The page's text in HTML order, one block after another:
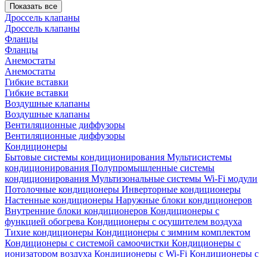
Показать все
Дроссель клапаны
Дроссель клапаны
Фланцы
Фланцы
Анемостаты
Анемостаты
Гибкие вставки
Гибкие вставки
Воздушные клапаны
Воздушные клапаны
Вентиляционные диффузоры
Вентиляционные диффузоры
Кондиционеры
Бытовые системы кондиционирования Мультисистемы
кондиционирования Полупромышленные системы
кондиционирования Мультизональные системы Wi-Fi модули
Потолочные кондиционеры Инверторные кондиционеры
Настенные кондиционеры Наружные блоки кондиционеров
Внутренние блоки кондиционеров Кондиционеры с
функцией обогрева Кондиционеры с осушителем воздуха
Тихие кондиционеры Кондиционеры с зимним комплектом
Кондиционеры с системой самоочистки Кондиционеры с
ионизатором воздуха Кондиционеры с Wi-Fi Кондиционеры с